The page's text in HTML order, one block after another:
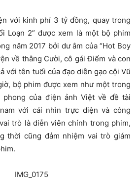
với kinh phí 3 tỷ đồng, quay trong
Loạn 2” được xem là một bộ phim
năm 2017 bởi dư âm của “Hot Boy
về thằng Cười, cô gái Điếm và con
với tên tuổi của đạo diễn gạo cội Vũ
bộ phim được xem như một trong
phong của điện ảnh Việt về đề tài
với cái nhìn trực diện và công
trò là diễn viên chính trong phim,
thời cũng đảm nhiệm vai trò giám